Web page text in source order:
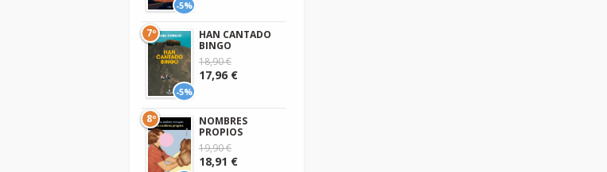
-5%
-5%
7º
HAN CANTADO
BINGO
18,90 €
17,96 €
8º
NOMBRES
PROPIOS
19,90 €
18,91 €